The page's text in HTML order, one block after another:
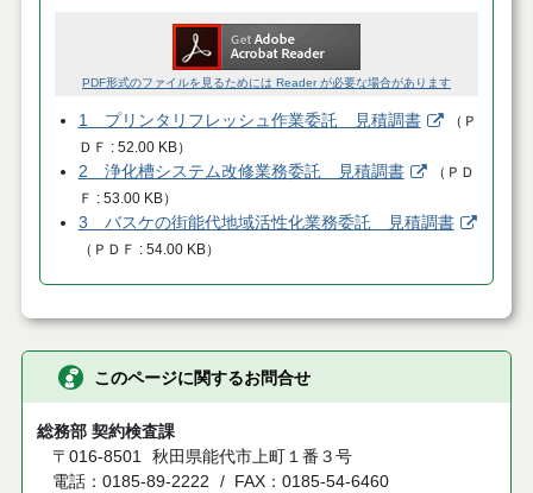
PDF形式のファイルを見るためには Reader が必要な場合があります
1 プリンタリフレッシュ作業委託 見積調書 （ Ｐ
ＤＦ
52.00 KB）
2 浄化槽システム改修業務委託 見積調書 （ ＰＤ
Ｆ
53.00 KB）
3 バスケの街能代地域活性化業務委託 見積調書
（ ＰＤＦ 54.00 KB）
このページに関するお問合せ
総務部 契約検査課
〒016-8501 秋田県能代市上町１番３号
電話：0185-89-2222
FAX：0185-54-6460